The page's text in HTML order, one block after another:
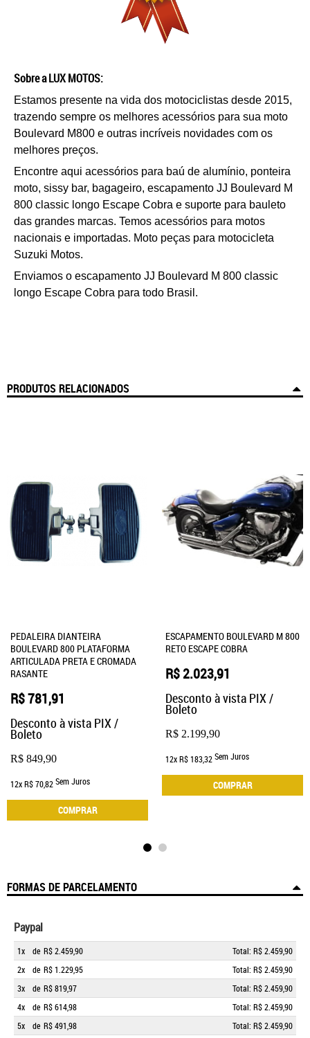
Sobre a LUX MOTOS:
Estamos presente na vida dos motociclistas desde 2015,
trazendo sempre os melhores acessórios para sua moto
Boulevard M800 e outras incríveis novidades com os
melhores preços.
Encontre aqui acessórios para baú de alumínio, ponteira
moto, sissy bar, bagageiro, escapamento JJ Boulevard M
800 c lassic l ongo Escape Cobra e suporte para bauleto
das grandes marcas. Temos acessórios para motos
nacionais e importadas. Moto peças para motocicleta
Suzuki Motos.
Enviamos o escapamento JJ Boulevard M 800 classic
longo Escape Cobra para todo Brasil.
PRODUTOS RELACIONADOS
PEDALEIRA DIANTEIRA
BOULEVARD 800 PLATAFORMA
ARTICULADA PRETA E CROMADA
RASANTE
R$ 849,90
R$ 781,91
Desconto à vista PIX /
Boleto
12xR$ 70,82Sem Juros
COMPRAR
ESCAPAMENTO BOULEVARD M 800
RETO ESCAPE COBRA
R$ 2.199,90
R$ 2.023,91
Desconto à vista PIX /
Boleto
12xR$ 183,32Sem Juros
COMPRAR
FORMAS DE PARCELAMENTO
Paypal
1x de R$ 2.459,90
Total: R$ 2.459,90
2x
de R$ 1.229,95
Total: R$ 2.459,90
3x
de R$ 819,97
Total: R$ 2.459,90
4x
de R$ 614,98
Total: R$ 2.459,90
5x
de R$ 491,98
Total: R$ 2.459,90